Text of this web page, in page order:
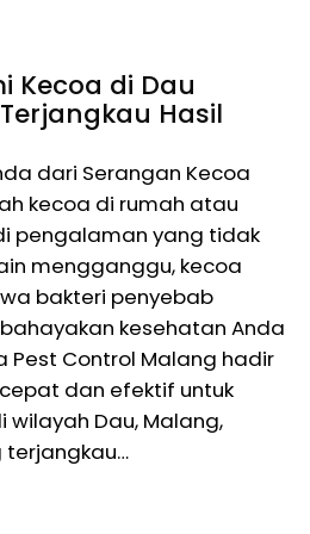
Kecoa di Dau
Hasil
dari Serangan Kecoa
kecoa di rumah atau
pengalaman yang tidak
mengganggu, kecoa
bakteri penyebab
kesehatan Anda
Pest Control Malang hadir
dan efektif untuk
Dau, Malang,